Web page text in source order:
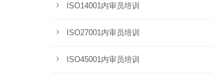
ISO14001内审员培训
ISO27001内审员培训
ISO45001内审员培训